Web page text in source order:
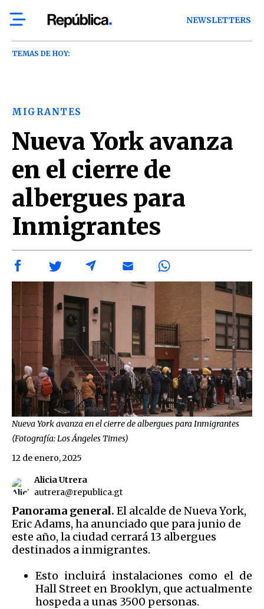
NEWSLETTERS
TEMAS DE HOY:
MIGRANTES
Nueva York avanza
en el cierre de
albergues para
Inmigrantes
Nueva York avanza en el cierre de albergues para Inmigrantes
(Fotografía: Los Ángeles Times)
Alicia Utrera
autrera@republica.gt
12 de enero, 2025
Panorama general. El alcalde de Nueva York,
Eric Adams, ha anunciado que para junio de
este año, la ciudad cerrará 13 albergues
destinados a inmigrantes.
Esto incluirá instalaciones como el de
Hall Street en Brooklyn, que actualmente
hospeda a unas 3500 personas.